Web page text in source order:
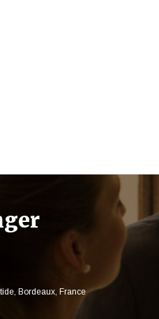
Bordeaux, France